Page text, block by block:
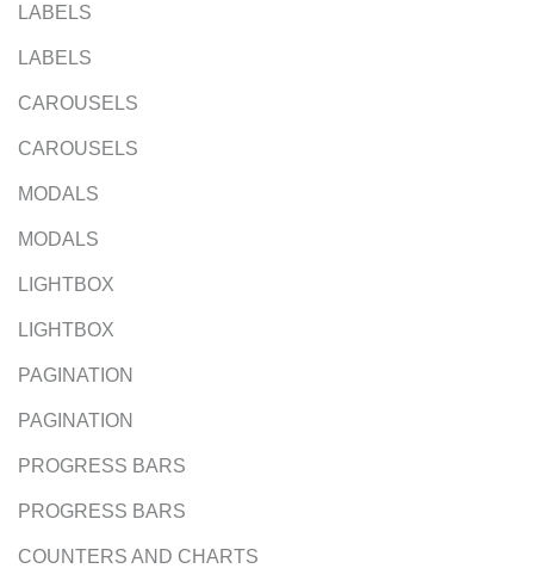
LABELS
LABELS
CAROUSELS
CAROUSELS
MODALS
MODALS
LIGHTBOX
LIGHTBOX
PAGINATION
PAGINATION
PROGRESS BARS
PROGRESS BARS
COUNTERS AND CHARTS